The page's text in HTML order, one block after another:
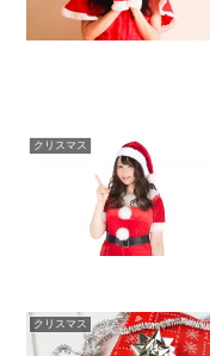
クリスマス
クリスマス